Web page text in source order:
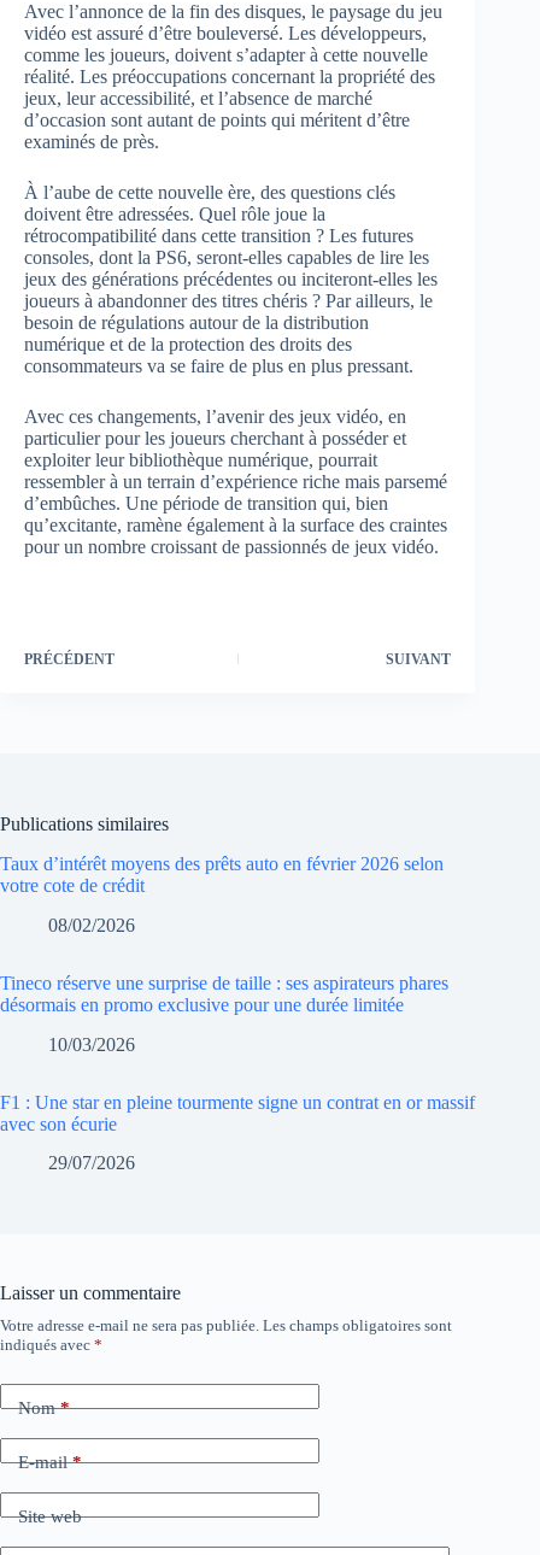
Avec l’annonce de la fin des disques, le paysage du jeu
vidéo est assuré d’être bouleversé. Les développeurs,
comme les joueurs, doivent s’adapter à cette nouvelle
réalité. Les préoccupations concernant la propriété des
jeux, leur accessibilité, et l’absence de marché
d’occasion sont autant de points qui méritent d’être
examinés de près.
À l’aube de cette nouvelle ère, des questions clés
doivent être adressées. Quel rôle joue la
rétrocompatibilité dans cette transition ? Les futures
consoles, dont la PS6, seront-elles capables de lire les
jeux des générations précédentes ou inciteront-elles les
joueurs à abandonner des titres chéris ? Par ailleurs, le
besoin de régulations autour de la distribution
numérique et de la protection des droits des
consommateurs va se faire de plus en plus pressant.
Avec ces changements, l’avenir des jeux vidéo, en
particulier pour les joueurs cherchant à posséder et
exploiter leur bibliothèque numérique, pourrait
ressembler à un terrain d’expérience riche mais parsemé
d’embûches. Une période de transition qui, bien
qu’excitante, ramène également à la surface des craintes
pour un nombre croissant de passionnés de jeux vidéo.
PRÉCÉDENT SUIVANT
Publications similaires
Taux d’intérêt moyens des prêts auto en février 2026 selon
votre cote de crédit
08/02/2026
Tineco réserve une surprise de taille : ses aspirateurs phares
désormais en promo exclusive pour une durée limitée
10/03/2026
F1 : Une star en pleine tourmente signe un contrat en or massif
avec son écurie
29/07/2026
Laisser un commentaire
Votre adresse e-mail ne sera pas publiée. Les champs obligatoires sont
indiqués avec *
Nom*
E-mail*
Site web